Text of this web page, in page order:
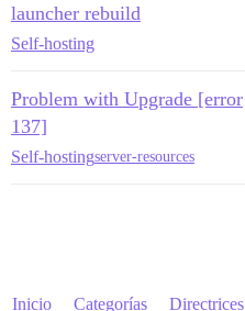
launcher rebuild
Self-hosting
Problem with Upgrade [error
137]
Self-hostingserver-resources
Inicio Categorías Directrices